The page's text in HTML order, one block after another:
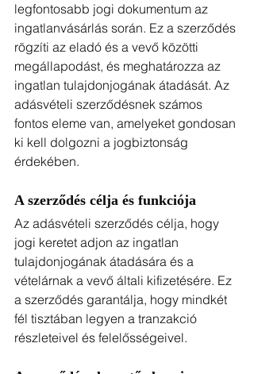
legfontosabb jogi dokumentum az
ingatlanvásárlás során. Ez a szerződés
rögzíti az eladó és a vevő közötti
megállapodást, és meghatározza az
ingatlan tulajdonjogának átadását. Az
adásvételi szerződésnek számos
fontos eleme van, amelyeket gondosan
ki kell dolgozni a jogbiztonság
érdekében.
A szerződés célja és funkciója
Az adásvételi szerződés célja, hogy
jogi keretet adjon az ingatlan
tulajdonjogának átadására és a
vételárnak a vevő általi kifizetésére. Ez
a szerződés garantálja, hogy mindkét
fél tisztában legyen a tranzakció
részleteivel és felelősségeivel.